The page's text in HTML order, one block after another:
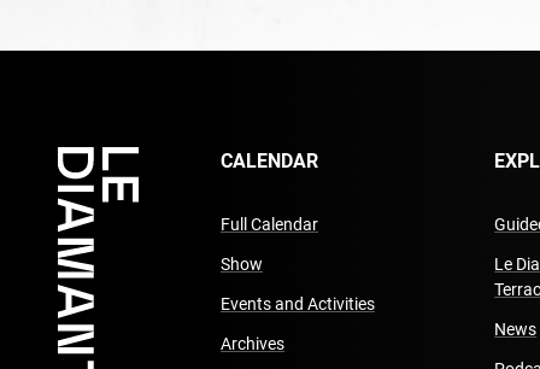
CALENDAR
Full Calendar
Show
Events and Activities
Archives
Le
News